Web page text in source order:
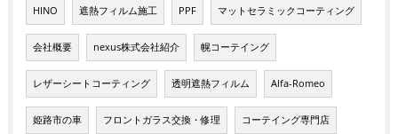
HINO 遮熱フィルム施工 PPF マットセラミックコーティング
会社概要 nexus株式会社紹介 幌コーテイング
レザーシートコーティング 透明遮熱フィルム Alfa-Romeo
姫路市の車 フロントガラス交換・修理 コーテイング専門店